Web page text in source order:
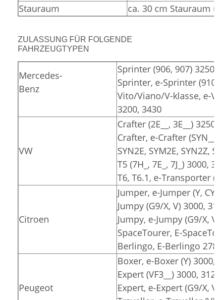
Stauraum
ca. 30 cm Stauraum
ZULASSUNG FÜR FOLGENDE
FAHRZEUGTYPEN
Mercedes-
Benz
Sprinter (906, 907) 3250,
Sprinter, e-Sprinter (910)
Vito/Viano/V-klasse, e-
3200, 3430
VW
Crafter (2E__, 3E__)
Crafter, e-Crafter (SYN__,
SYN2E, SYM2E, SYN2Z,
T5 (7H_, 7E_, 7J_) 3000,
T6, T6.1, e-Transporter
Citroen
Jumper, e-Jumper (Y,
Jumpy (G9/X, V) 3000,
Jumpy, e-Jumpy (G9/X,
SpaceTourer, E-
Berlingo, E-Berlingo
Peugeot
Boxer, e-Boxer (Y) 3000,
Expert (VF3__) 3000, 3122
Expert, e-Expert (G9/X,